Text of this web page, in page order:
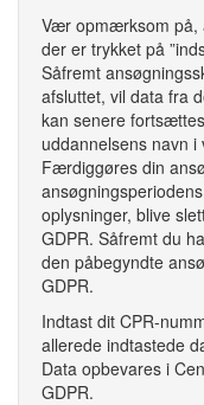
Vær opmærksom på,
der er trykket på
Såfremt
afsluttet, vil data fra
kan senere
uddannelsens navn i
Færdiggøres din
oplysninger, blive
GDPR. Såfremt du
den påbegyndte
GDPR.
Indtast dit CPR-
allerede indtastede
Data opbevares i
GDPR.